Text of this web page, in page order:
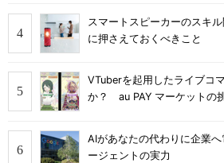
スマートスピーカーのスキ
に押さえておくべきこと
VTuberを起用したライブコ
か？ au PAY マーケットの
AIがあなたの代わりに企業
ージェントの実力